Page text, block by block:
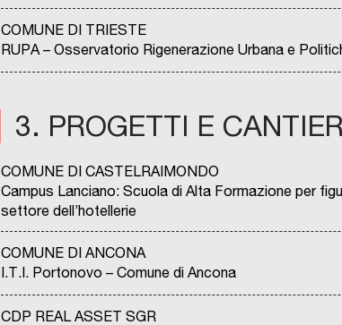
COMUNE DI TRIESTE
RUPA – Osservatorio Rigenerazione Urbana e
3. PROGETTI E
COMUNE DI CASTELRAIMONDO
Campus Lanciano: Scuola di Alta Formazione per
settore dell’hotellerie
COMUNE DI ANCONA
I.T.I. Portonovo – Comune di Ancona
CDP REAL ASSET SGR